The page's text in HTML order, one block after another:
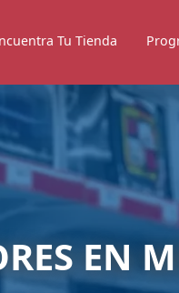
Tu Tienda
EN